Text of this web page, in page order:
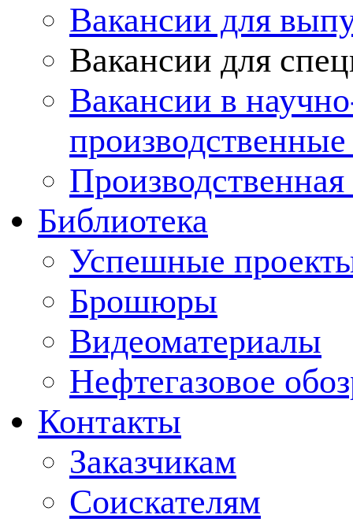
Вакансии для
Вакансии для
Вакансии в
Производственная
Библиотека
Успешные
Брошюры
Видеоматериалы
Нефтегазовое
Контакты
Заказчикам
Соискателям